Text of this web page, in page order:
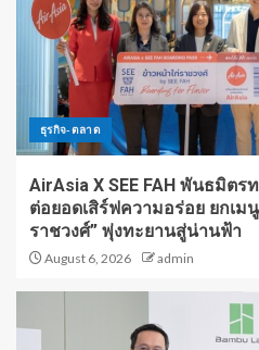
เอส
เร่ง
ธุรกิจ-ตลาด
AirAsia X SEE FAH พันธมิตร
ต่อยอดเสิร์ฟความอร่อย ยกเม
ราชวงศ์” พุ่งทะยานสู่น่านฟ้า
August 6, 2026 admin